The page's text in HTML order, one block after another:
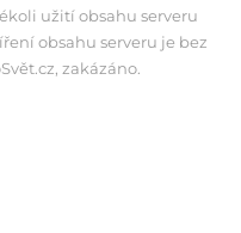
užití obsahu serveru
obsahu serveru je bez
zakázáno.